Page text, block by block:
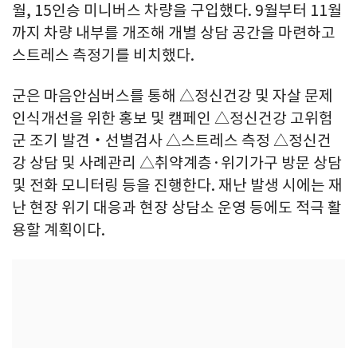
월, 15인승 미니버스 차량을 구입했다. 9월부터 11월
까지 차량 내부를 개조해 개별 상담 공간을 마련하고
스트레스 측정기를 비치했다.
군은 마음안심버스를 통해 △정신건강 및 자살 문제
인식개선을 위한 홍보 및 캠페인 △정신건강 고위험
군 조기 발견‧선별검사 △스트레스 측정 △정신건
강 상담 및 사례관리 △취약계층·위기가구 방문 상담
및 전화 모니터링 등을 진행한다. 재난 발생 시에는 재
난 현장 위기 대응과 현장 상담소 운영 등에도 적극 활
용할 계획이다.